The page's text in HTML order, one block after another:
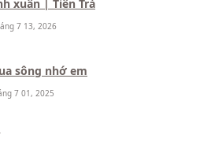
xuân | Tiên Trà
7 13, 2026
sông nhớ em
7 01, 2025